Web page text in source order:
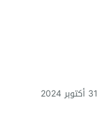
31 أكتوبر 2024